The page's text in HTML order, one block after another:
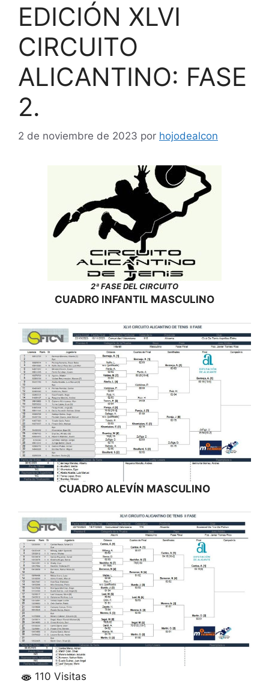
EDICIÓN XLVI
CIRCUITO
ALICANTINO: FASE
2.
2 de noviembre de 2023 por hojodealcon
2ª FASE DEL CIRCUITO
CUADRO INFANTIL MASCULINO
CUADRO ALEVÍN MASCULINO
110 Visitas